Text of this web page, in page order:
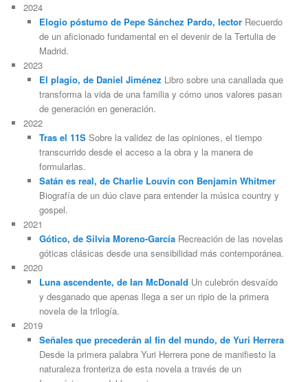
2024
Elogio póstumo de Pepe Sánchez Pardo, lectorRecuerdo
de un aficionado fundamental en el devenir de la Tertulia de
Madrid.
2023
El plagio, de Daniel Jiménez Libro sobre una canallada que
transforma la vida de una familia y cómo unos valores pasan
de generación en generación.
2022
Tras el 11SSobre la validez de las opiniones, el tiempo
transcurrido desde el acceso a la obra y la manera de
formularlas.
Satán es real, de Charlie Louvin con Benjamin Whitmer
Biografía de un dúo clave para entender la música country y
gospel.
2021
Gótico, de Silvia Moreno-GarcíaRecreación de las novelas
góticas clásicas desde una sensibilidad más contemporánea.
2020
Luna ascendente, de Ian McDonald Un culebrón desvaído
y desganado que apenas llega a ser un ripio de la primera
novela de la trilogía.
2019
Señales que precederán al fin del mundo, de Yuri Herrera
Desde la primera palabra Yuri Herrera pone de manifiesto la
naturaleza fronteriza de esta novela a través de un